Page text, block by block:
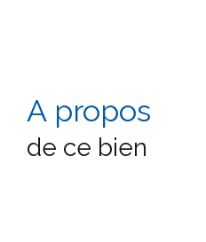
a propos
de ce bien